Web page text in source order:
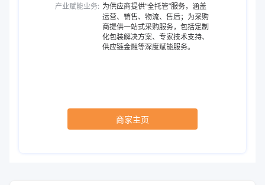
产业赋能业务: 为供应商提供“全托管”服务，涵盖
运营、销售、物流、售后；为采购
商提供一站式采购服务，包括定制
化包装解决方案、专家技术支持、
供应链金融等深度赋能服务。
商家主页